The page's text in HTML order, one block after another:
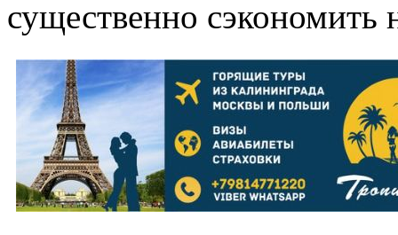
существенно сэкономить